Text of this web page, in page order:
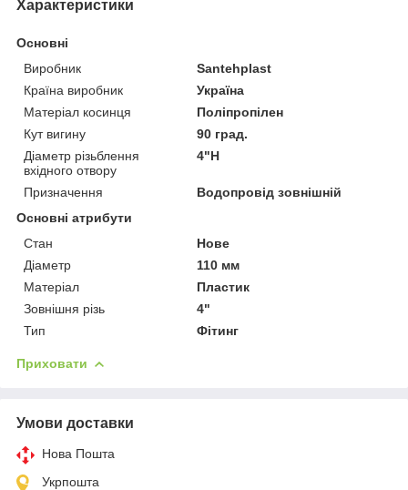
Характеристики
Основні
Виробник
Santehplast
Країна виробник
Україна
Матеріал косинця
Поліпропілен
Кут вигину
90 град.
Діаметр різьблення
вхідного отвору
4"Н
Призначення
Водопровід зовнішній
Основні атрибути
Стан
Нове
Діаметр
110 мм
Матеріал
Пластик
Зовнішня різь
4"
Тип
Фітинг
Приховати
Умови доставки
Нова Пошта
Укрпошта